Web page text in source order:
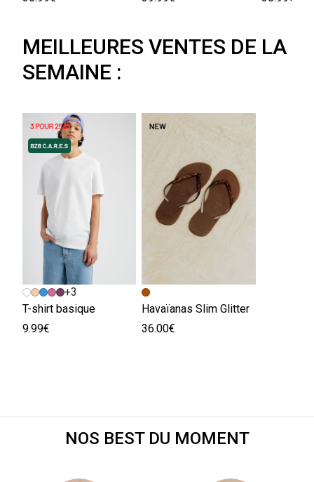
MEILLEURES VENTES DE LA
SEMAINE :
+3
T-shirt basique
9.99€
Havaïanas Slim Glitter
36.00€
NOS BEST DU MOMENT